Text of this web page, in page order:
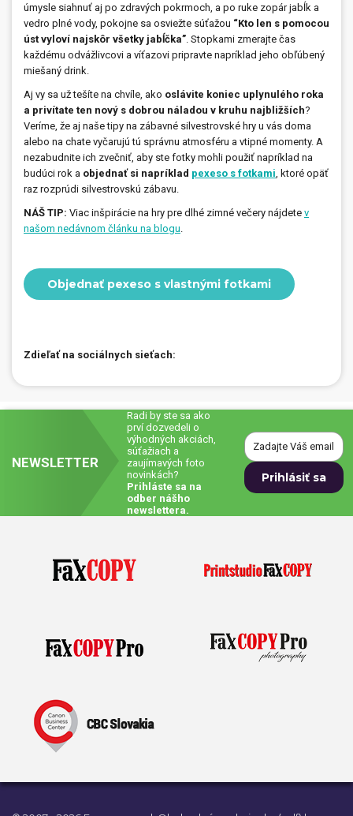
úmysle siahnuť aj po zdravých pokrmoch, a po ruke zopár jabĺk a
vedro plné vody, pokojne sa osviežte súťažou “Kto len s pomocou
úst vyloví najskôr všetky jabĺčka” . Stopkami zmerajte čas
každému odvážlivcovi a víťazovi pripravte napríklad jeho obľúbený
miešaný drink.
Aj vy sa už tešíte na chvíle, ako oslávite koniec uplynulého roka
a privítate ten nový s dobrou náladou v kruhu najbližších?
Veríme, že aj naše tipy na zábavné silvestrovské hry u vás doma
alebo na chate vyčarujú tú správnu atmosféru a vtipné momenty. A
nezabudnite ich zvečniť, aby ste fotky mohli použiť napríklad na
budúci rok a objednať si napríklad pexeso s fotkami , ktoré opäť
raz rozprúdi silvestrovskú zábavu.
NÁŠ TIP: Viac inšpirácie na hry pre dlhé zimné večery nájdete v
našom nedávnom článku na blogu
Objednať pexeso s vlastnými fotkami
Zdieľať na sociálnych sieťach:
NEWSLETTER
Radi by ste sa ako
prví dozvedeli o
výhodných akciách,
súťažiach a
zaujímavých foto
novinkách?
Prihláste sa na
odber nášho
newslettera.